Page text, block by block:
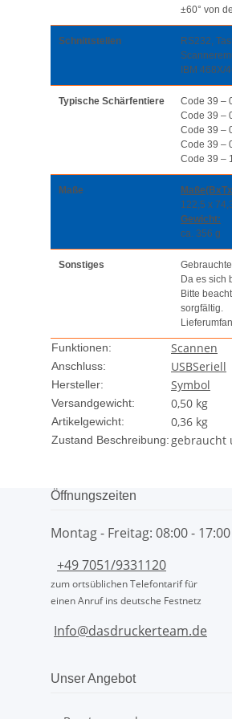
±60° von
Schnittstellen
RS232,
IBM 468X/
Typische Schärfentiere
Code 39 –
Code 39 –
Code 39 –
Code 39 –
Code 39 –
Maße
122,5 x
Gewicht:
ca. 356 g
Sonstiges
Da es sich
Bitte
sorgfältig.
Funktionen: Scannen
Anschluss: USBSeriell
Hersteller: Symbol
Versandgewicht: 0,50 kg
Artikelgewicht: 0,36 kg
Zustand Beschreibung:gebraucht
Öffnungszeiten
Montag - Freitag: 08:00 - 17:00
+49 7051/9331120
zum ortsüblichen Telefontarif für
einen Anruf ins deutsche Festnetz
Info@dasdruckerteam.de
Unser Angebot